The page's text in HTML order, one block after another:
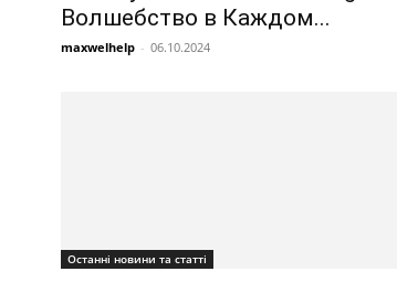
Волшебство в Каждом...
maxwelhelp - 06.10.2024
Останні новини та статті